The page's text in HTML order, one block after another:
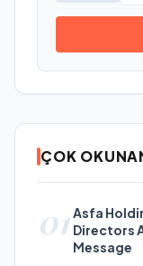
ÇOK
01Asfa
Directors
Message